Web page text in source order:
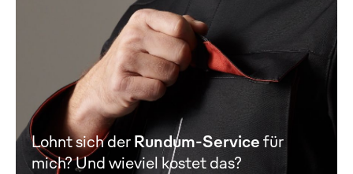
Lohnt sich derRundum-Servicefür
mich? Und wieviel kostet das?